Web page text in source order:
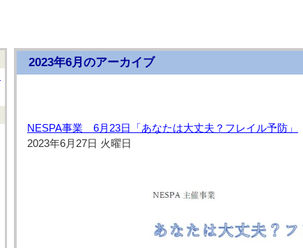
2023年6月のアーカイブ
NESPA事業 6月23日「あなたは大丈夫？フレイル予防」
2023年6月27日 火曜日